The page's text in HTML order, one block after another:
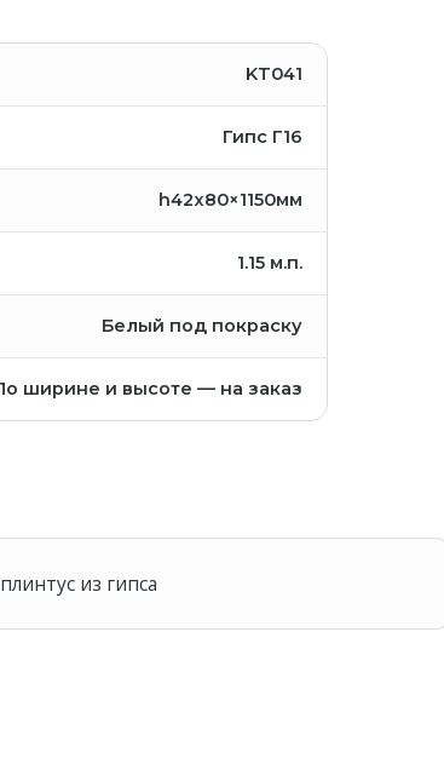
KT041
Гипс Г16
h42x80×1150мм
1.15 м.п.
Белый под покраску
ширине и высоте — на заказ
из гипса